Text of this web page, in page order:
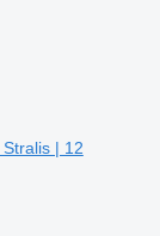
| 12